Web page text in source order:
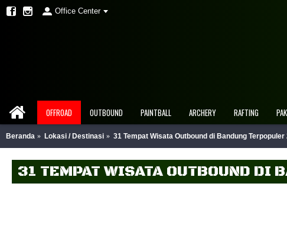
Office Center
OFFROAD OUTBOUND PAINTBALL ARCHERY RAFTING
Beranda Lokasi / Destinasi 31 Tempat Wisata Outbound di Bandung Terpopuler
31 TEMPAT WISATA OUTBOUND DI